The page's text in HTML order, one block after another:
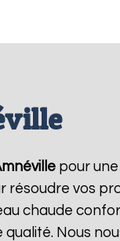
pour
résoudre vos
chaude
Nous